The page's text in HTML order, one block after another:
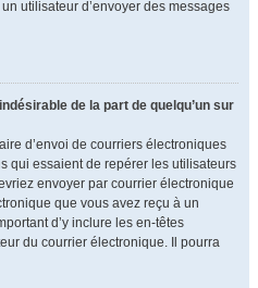
utilisateur d’envoyer des messages
de la part de quelqu’un sur
d’envoi de courriers électroniques
qui essaient de repérer les utilisateurs
envoyer par courrier électronique
que vous avez reçu à un
d’y inclure les en-têtes
du courrier électronique. Il pourra